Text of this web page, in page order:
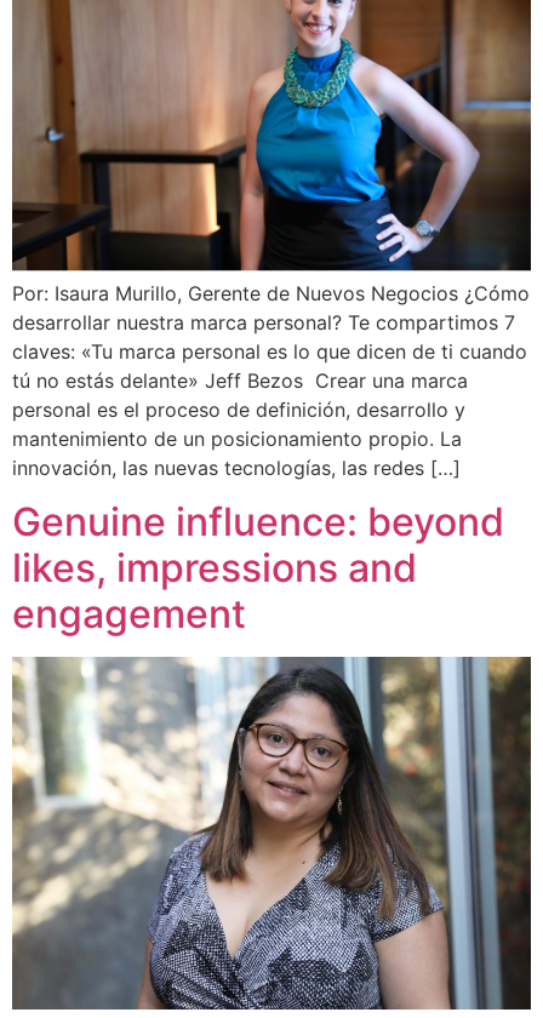
Por: Isaura Murillo, Gerente de Nuevos Negocios ¿Cómo
desarrollar nuestra marca personal? Te compartimos 7
claves: «Tu marca personal es lo que dicen de ti cuando
tú no estás delante» Jeff Bezos Crear una marca
personal es el proceso de definición, desarrollo y
mantenimiento de un posicionamiento propio. La
innovación, las nuevas tecnologías, las redes […]
Genuine influence: beyond
likes, impressions and
engagement